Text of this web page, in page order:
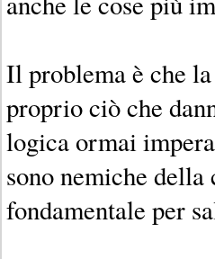
Il problema è che
proprio ciò che
logica ormai
sono nemiche
fondamentale per